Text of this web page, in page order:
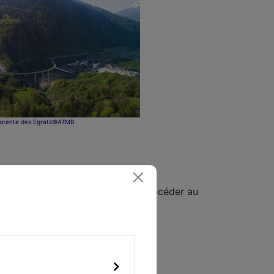
des Egratz©ATMB
de Vougy et d’Arthaz de procéder au